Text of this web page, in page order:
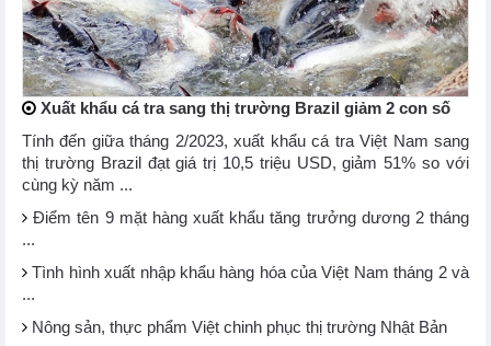
Xuất khẩu cá tra sang thị trường Brazil giảm 2 con số
Tính đến giữa tháng 2/2023, xuất khẩu cá tra Việt Nam sang
thị trường Brazil đạt giá trị 10,5 triệu USD, giảm 51% so với
cùng kỳ năm ...
Điểm tên 9 mặt hàng xuất khẩu tăng trưởng dương 2 tháng
...
Tình hình xuất nhập khẩu hàng hóa của Việt Nam tháng 2 và
...
Nông sản, thực phẩm Việt chinh phục thị trường Nhật Bản